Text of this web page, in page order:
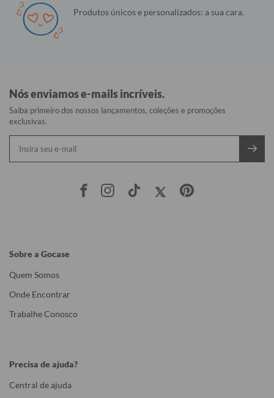
Produtos únicos e personalizados: a sua cara.
Nós enviamos e-mails incríveis.
Saiba primeiro dos nossos lançamentos, coleções e promoções
exclusivas.
Sobre a Gocase
Quem Somos
Onde Encontrar
Trabalhe Conosco
Precisa de ajuda?
Central de ajuda